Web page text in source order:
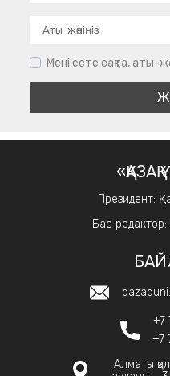
Мені есте сақта, аты-
Президент:
Бас редактор:
+7
+7
Алматы